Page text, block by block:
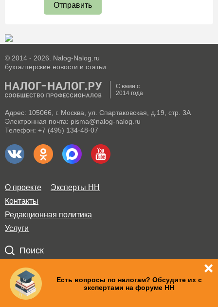
Отправить
© 2014 - 2026. Nalog-Nalog.ru
бухгалтерские новости и статьи.
С вами с
2014 года
Адрес: 105066, г. Москва, ул. Спартаковская, д.19, стр. 3А
Электронная почта: pisma@nalog-nalog.ru
Телефон: +7 (495) 134-48-07
О проекте
Эксперты НН
Контакты
Редакционная политика
Услуги
Поиск
Правила использования материалов и авторские права
Пользовательское соглашение
Политика по обработке персональных данных
Есть вопросы по налогам? Обсудите их с
экспертами на форуме НН